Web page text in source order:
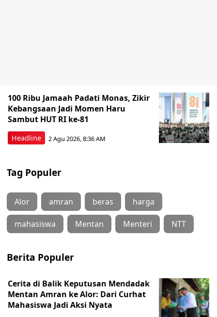
Headline
100 Ribu Jamaah Padati Monas, Zikir
Kebangsaan Jadi Momen Haru
Sambut HUT RI ke-81
2 Agu 2026, 8:36 AM
Tag Populer
Alor amran beras harga
mahasiswa Mentan Menteri NTT
Berita Populer
Cerita di Balik Keputusan Mendadak
Mentan Amran ke Alor: Dari Curhat
Mahasiswa Jadi Aksi Nyata